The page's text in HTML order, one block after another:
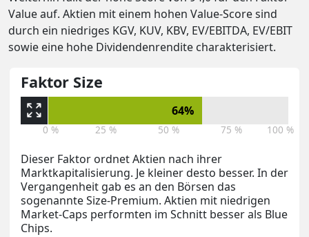
Value auf. Aktien mit einem hohen Value-Score sind
durch ein niedriges KGV, KUV, KBV, EV/EBITDA, EV/EBIT
sowie eine hohe Dividendenrendite charakterisiert.
Faktor Size
64%
0 % 25 % 50 % 75 % 100 %
Dieser Faktor ordnet Aktien nach ihrer
Marktkapitalisierung. Je kleiner desto besser. In der
Vergangenheit gab es an den Börsen das
sogenannte Size-Premium. Aktien mit niedrigen
Market-Caps performten im Schnitt besser als Blue
Chips.